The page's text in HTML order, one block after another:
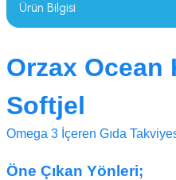
Ürün Bilgisi
Orzax Ocean
Softjel
Omega 3 İçeren Gıda
Öne Çıkan Yönleri;